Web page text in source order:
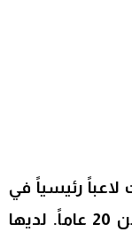
لاعباً رئيسياً في
التمويل الأصغر في المغرب لأكثر من 20 عاماً. لديها